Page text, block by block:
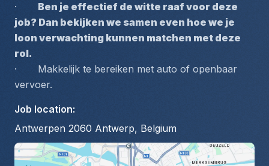
· Ben je effectief de witte raaf voor deze
job? Dan bekijken we samen even hoe we je
loon verwachting kunnen matchen met deze
rol.
·       Makkelijk te bereiken met auto of openbaar
vervoer.
Job location:
Antwerpen 2060 Antwerp, Belgium